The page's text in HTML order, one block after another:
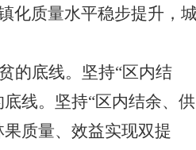
化质量水平稳步提升，城
的底线。坚持“区内结
线。坚持“区内结余、供
质量、效益实现双提